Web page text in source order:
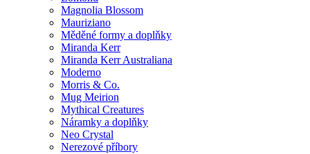
Magnolia Blossom
Mauriziano
Měděné formy a doplňky
Miranda Kerr
Miranda Kerr Australiana
Moderno
Morris & Co.
Mug Meirion
Mythical Creatures
Náramky a doplňky
Neo Crystal
Nerezové příbory